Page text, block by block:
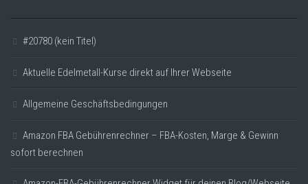
#20780 (kein Titel)
Aktuelle Edelmetall-Kurse direkt auf Ihrer Webseite
Allgemeine Geschäftsbedingungen
Amazon FBA Gebührenrechner – FBA-Kosten, Marge & Gewinn
sofort berechnen